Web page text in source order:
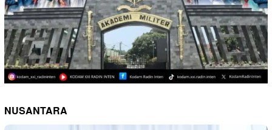
NUSANTARA